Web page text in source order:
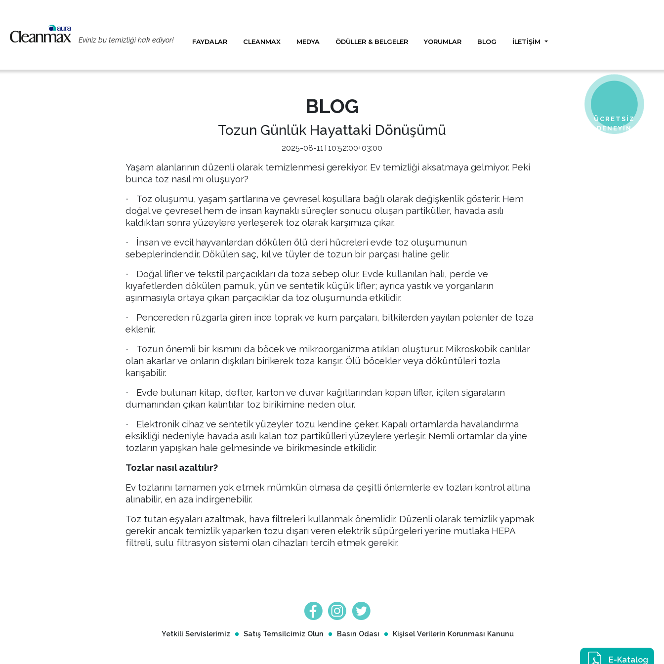
Eviniz bu temizliği hak ediyor! FAYDALAR CLEANMAX MEDYA ÖDÜLLER & BELGELER YORUMLAR BLOG İLETİŞİM
ÜCRETSİZ
DENEYİN
BLOG
Tozun Günlük Hayattaki Dönüşümü
2025-08-11T10:52:00+03:00
Yaşam alanlarının düzenli olarak temizlenmesi gerekiyor. Ev temizliği aksatmaya gelmiyor. Peki
bunca toz nasıl mı oluşuyor?
·
Toz oluşumu, yaşam şartlarına ve çevresel koşullara bağlı olarak değişkenlik gösterir. Hem
doğal ve çevresel hem de insan kaynaklı süreçler sonucu oluşan partiküller, havada asılı
kaldıktan sonra yüzeylere yerleşerek toz olarak karşımıza çıkar.
·
İnsan ve evcil hayvanlardan dökülen ölü deri hücreleri evde toz oluşumunun
sebeplerindendir. Dökülen saç, kıl ve tüyler de tozun bir parçası haline gelir.
·
Doğal lifler ve tekstil parçacıkları da toza sebep olur. Evde kullanılan halı, perde ve
kıyafetlerden dökülen pamuk, yün ve sentetik küçük lifler; ayrıca yastık ve yorganların
aşınmasıyla ortaya çıkan parçacıklar da toz oluşumunda etkilidir.
·
Pencereden rüzgarla giren ince toprak ve kum parçaları, bitkilerden yayılan polenler de toza
eklenir.
·
Tozun önemli bir kısmını da böcek ve mikroorganizma atıkları oluşturur. Mikroskobik canlılar
olan akarlar ve onların dışkıları birikerek toza karışır. Ölü böcekler veya döküntüleri tozla
karışabilir.
·
Evde bulunan kitap, defter, karton ve duvar kağıtlarından kopan lifler, içilen sigaraların
dumanından çıkan kalıntılar toz birikimine neden olur.
·
Elektronik cihaz ve sentetik yüzeyler tozu kendine çeker. Kapalı ortamlarda havalandırma
eksikliği nedeniyle havada asılı kalan toz partikülleri yüzeylere yerleşir. Nemli ortamlar da yine
tozların yapışkan hale gelmesinde ve birikmesinde etkilidir.
Tozlar nasıl azaltılır?
Ev tozlarını tamamen yok etmek mümkün olmasa da çeşitli önlemlerle ev tozları kontrol altına
alınabilir, en aza indirgenebilir.
Toz tutan eşyaları azaltmak, hava filtreleri kullanmak önemlidir. Düzenli olarak temizlik yapmak
gerekir ancak temizlik yaparken tozu dışarı veren elektrik süpürgeleri yerine mutlaka HEPA
filtreli, sulu filtrasyon sistemi olan cihazları tercih etmek gerekir.
Yetkili Servislerimiz Satış Temsilcimiz Olun Basın Odası Kişisel Verilerin Korunması Kanunu
E-Katalog